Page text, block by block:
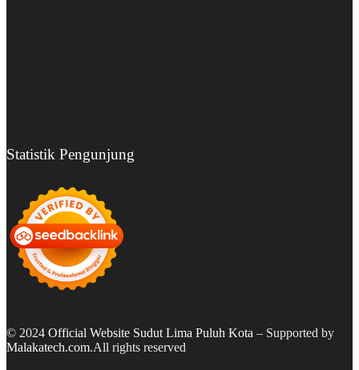
Statistik Pengunjung
© 2024 Official Website Sudut Lima Puluh Kota – Supported by
Malakatech.com.All rights reserved